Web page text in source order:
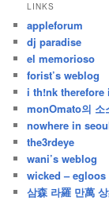
난
글
LINKS
appleforum
dj paradise
el memorioso
forist’s weblog
i th!nk therefore
monOmato의 소
nowhere in
the3rdeye
wani’s weblog
wicked – egloos
삼森 라羅 만萬